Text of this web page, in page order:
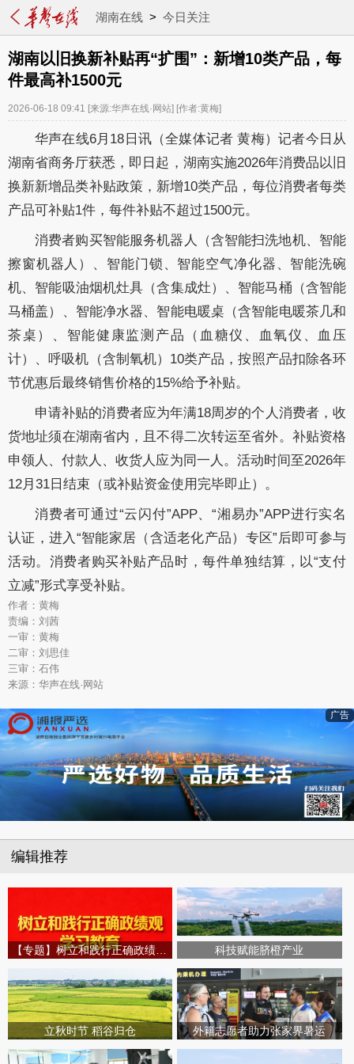
湖南在线> 今日关注
湖南以旧换新补贴再“扩围”：新增10类产品，每
件最高补1500元
2026-06-18 09:41 [来源:华声在线·网站] [作者:黄梅]
华声在线6月18日讯（全媒体记者 黄梅）记者今日从
湖南省商务厅获悉，即日起，湖南实施2026年消费品以旧
换新新增品类补贴政策，新增10类产品，每位消费者每类
产品可补贴1件，每件补贴不超过1500元。
消费者购买智能服务机器人（含智能扫洗地机、智能
擦窗机器人）、智能门锁、智能空气净化器、智能洗碗
机、智能吸油烟机灶具（含集成灶）、智能马桶（含智能
马桶盖）、智能净水器、智能电暖桌（含智能电暖茶几和
茶桌）、智能健康监测产品（血糖仪、血氧仪、血压
计）、呼吸机（含制氧机）10类产品，按照产品扣除各环
节优惠后最终销售价格的15%给予补贴。
申请补贴的消费者应为年满18周岁的个人消费者，收
货地址须在湖南省内，且不得二次转运至省外。补贴资格
申领人、付款人、收货人应为同一人。活动时间至2026年
12月31日结束（或补贴资金使用完毕即止）。
消费者可通过“云闪付”APP、“湘易办”APP进行实名
认证，进入“智能家居（含适老化产品）专区”后即可参与
活动。消费者购买补贴产品时，每件单独结算，以“支付
立减”形式享受补贴。
作者：黄梅
责编：刘茜
一审：黄梅
二审：刘思佳
三审：石伟
来源：华声在线·网站
广告
编辑推荐
科技赋能脐橙产业
立秋时节 稻谷归仓 外籍志愿者助力张家界暑运